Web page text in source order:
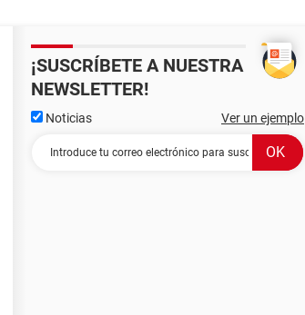
¡SUSCRÍBETE A NUESTRA
NEWSLETTER!
Noticias Ver un ejemplo